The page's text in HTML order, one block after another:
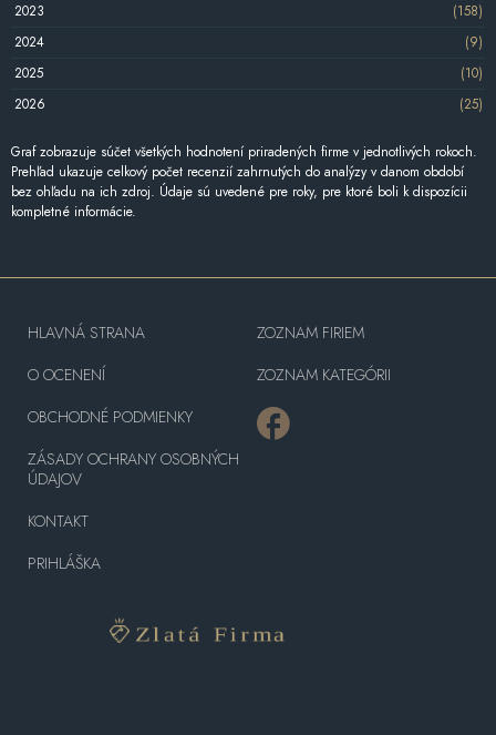
2023
(158)
2024
(9)
2025
(10)
2026
(25)
Graf zobrazuje súčet všetkých hodnotení priradených firme v jednotlivých rokoch.
Prehľad ukazuje celkový počet recenzií zahrnutých do analýzy v danom období
bez ohľadu na ich zdroj. Údaje sú uvedené pre roky, pre ktoré boli k dispozícii
kompletné informácie.
HLAVNÁ STRANA
O OCENENÍ
OBCHODNÉ PODMIENKY
ZÁSADY OCHRANY OSOBNÝCH
ÚDAJOV
KONTAKT
PRIHLÁŠKA
ZOZNAM FIRIEM
ZOZNAM KATEGÓRII